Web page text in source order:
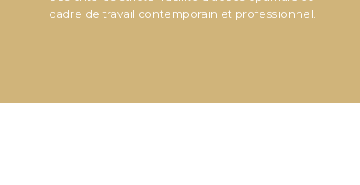
cadre de travail contemporain et professionnel.